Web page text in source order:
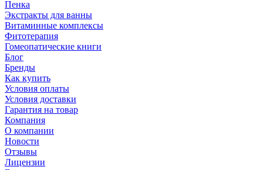
Пенка
Экстракты для ванны
Витаминные комплексы
Фитотерапия
Гомеопатические книги
Блог
Бренды
Как купить
Условия оплаты
Условия доставки
Гарантия на товар
Компания
О компании
Новости
Отзывы
Лицензии